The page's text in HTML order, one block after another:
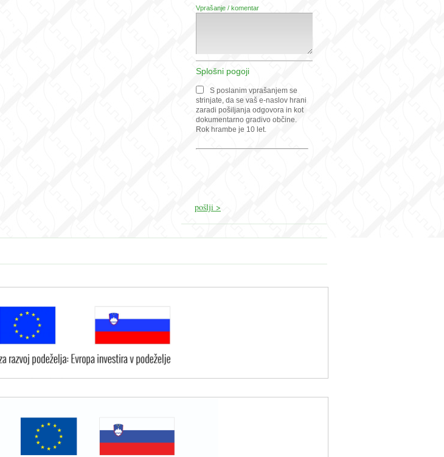
Vprašanje / komentar
Splošni pogoji
S poslanim vprašanjem se
strinjate, da se vaš e-naslov hrani
zaradi pošiljanja odgovora in kot
dokumentarno gradivo občine.
Rok hrambe je 10 let.